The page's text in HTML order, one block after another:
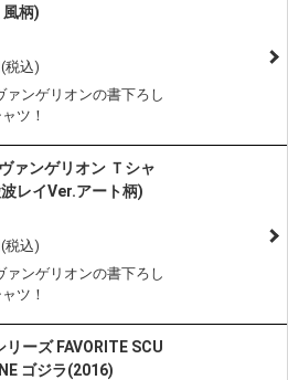
柄)
ァンゲリオンの書下ろし
ツ！
ァンゲリオン Ｔシャ
レイVer.アート柄)
ァンゲリオンの書下ろし
ツ！
ーズ FAVORITE SCU
ゴジラ(2016)